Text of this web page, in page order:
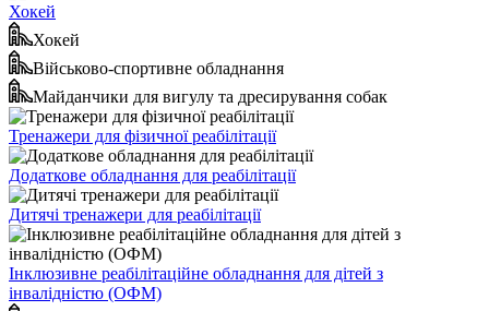
Хокей
Хокей
Військово-спортивне обладнання
Майданчики для вигулу та дресирування собак
Тренажери для фізичної реабілітації
Додаткове обладнання для реабілітації
Дитячі тренажери для реабілітації
Інклюзивне реабілітаційне обладнання для дітей з
інвалідністю (ОФМ)